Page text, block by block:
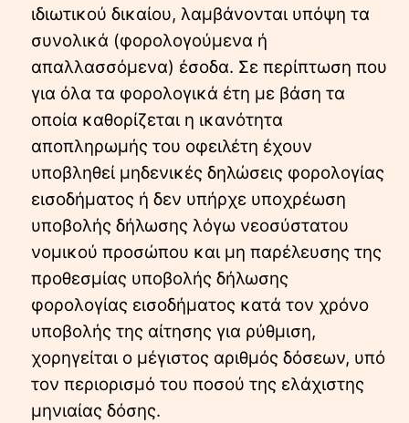
ιδιωτικού δικαίου, λαμβάνονται υπόψη τα
συνολικά (φορολογούμενα ή
απαλλασσόμενα) έσοδα. Σε περίπτωση που
για όλα τα φορολογικά έτη με βάση τα
οποία καθορίζεται η ικανότητα
αποπληρωμής του οφειλέτη έχουν
υποβληθεί μηδενικές δηλώσεις φορολογίας
εισοδήματος ή δεν υπήρχε υποχρέωση
υποβολής δήλωσης λόγω νεοσύστατου
νομικού προσώπου και μη παρέλευσης της
προθεσμίας υποβολής δήλωσης
φορολογίας εισοδήματος κατά τον χρόνο
υποβολής της αίτησης για ρύθμιση,
χορηγείται ο μέγιστος αριθμός δόσεων, υπό
τον περιορισμό του ποσού της ελάχιστης
μηνιαίας δόσης.